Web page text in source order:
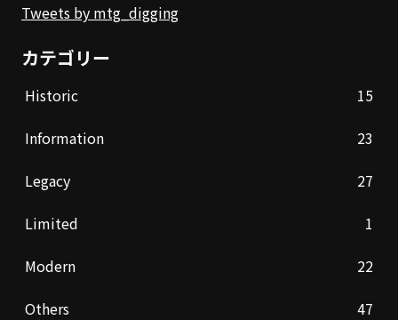
Tweets by mtg_digging
カテゴリー
Historic
15
Information
23
Legacy
27
Limited
1
Modern
22
Others
47